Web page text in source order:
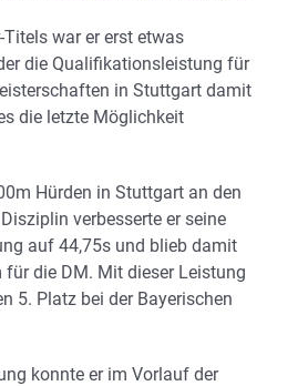
war er erst etwas
die Qualifikationsleistung für
in Stuttgart damit
die letzte Möglichkeit
Hürden in Stuttgart an den
verbesserte er seine
auf 44,75s und blieb damit
für die DM. Mit dieser Leistung
5. Platz bei der Bayerischen
konnte er im Vorlauf der